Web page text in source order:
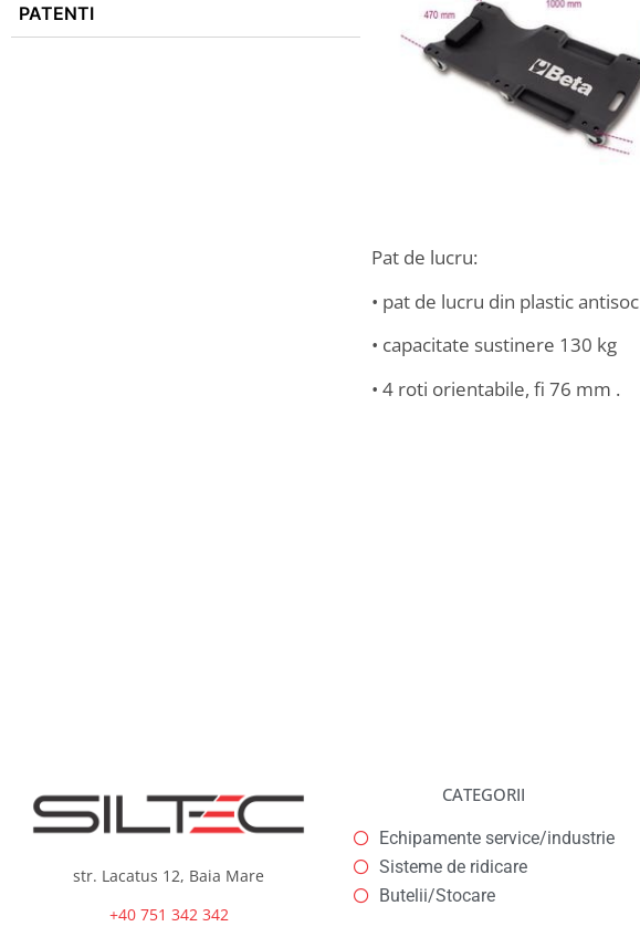
PATENTI
Pat de lucru:
• pat de lucru din plastic antisoc
• capacitate sustinere 130 kg
• 4 roti orientabile, fi 76 mm .
str. Lacatus 12, Baia Mare
+40 751 342 342
CATEGORII
Echipamente service/industrie
Sisteme de ridicare
Butelii/Stocare